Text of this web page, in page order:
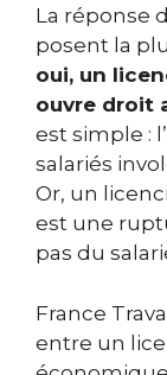
La réponse
posent la
oui, un
ouvre droit
est simple :
salariés
Or, un
est une
pas du
France
entre un